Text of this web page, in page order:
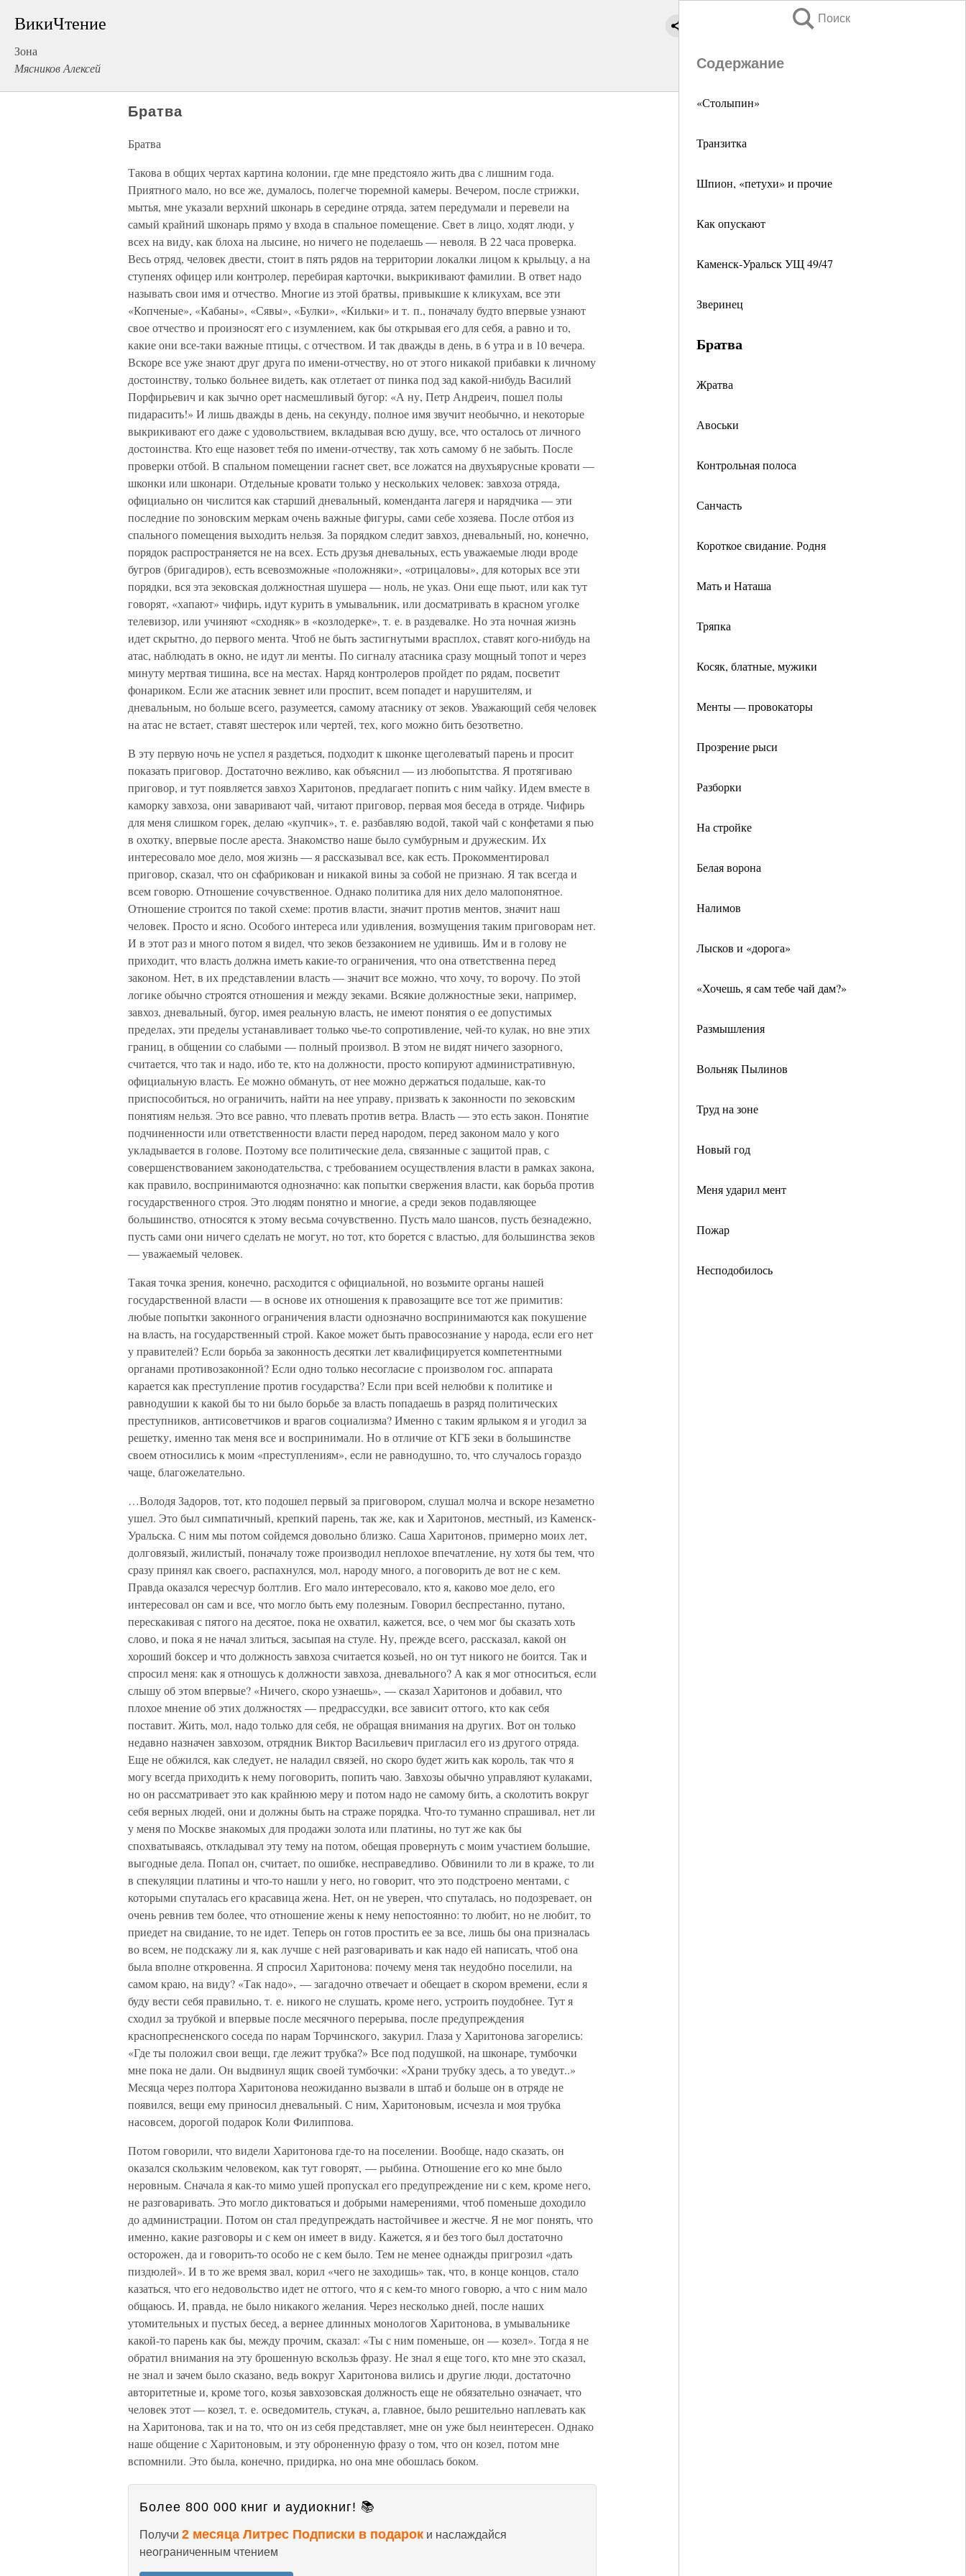
ВикиЧтение
Зона
Мясников Алексей
Поиск
Содержание
«Столыпин»
Транзитка
Шпион, «петухи» и прочие
Как опускают
Каменск-Уральск УЩ 49/47
Зверинец
Братва
Жратва
Авоськи
Контрольная полоса
Санчасть
Короткое свидание. Родня
Мать и Наташа
Тряпка
Косяк, блатные, мужики
Менты — провокаторы
Прозрение рыси
Разборки
На стройке
Белая ворона
Налимов
Лысков и «дорога»
«Хочешь, я сам тебе чай дам?»
Размышления
Вольняк Пылинов
Труд на зоне
Новый год
Меня ударил мент
Пожар
Несподобилось
Братва
Братва
Такова в общих чертах картина колонии, где мне предстояло жить два с лишним года.
Приятного мало, но все же, думалось, полегче тюремной камеры. Вечером, после стрижки,
мытья, мне указали верхний шконарь в середине отряда, затем передумали и перевели на
самый крайний шконарь прямо у входа в спальное помещение. Свет в лицо, ходят люди, у
всех на виду, как блоха на лысине, но ничего не поделаешь — неволя. В 22 часа проверка.
Весь отряд, человек двести, стоит в пять рядов на территории локалки лицом к крыльцу, а на
ступенях офицер или контролер, перебирая карточки, выкрикивают фамилии. В ответ надо
называть свои имя и отчество. Многие из этой братвы, привыкшие к кликухам, все эти
«Копченые», «Кабаны», «Сявы», «Булки», «Кильки» и т. п., поначалу будто впервые узнают
свое отчество и произносят его с изумлением, как бы открывая его для себя, а равно и то,
какие они все-таки важные птицы, с отчеством. И так дважды в день, в 6 утра и в 10 вечера.
Вскоре все уже знают друг друга по имени-отчеству, но от этого никакой прибавки к личному
достоинству, только больнее видеть, как отлетает от пинка под зад какой-нибудь Василий
Порфирьевич и как зычно орет насмешливый бугор: «А ну, Петр Андреич, пошел полы
пидарасить!» И лишь дважды в день, на секунду, полное имя звучит необычно, и некоторые
выкрикивают его даже с удовольствием, вкладывая всю душу, все, что осталось от личного
достоинства. Кто еще назовет тебя по имени-отчеству, так хоть самому б не забыть. После
проверки отбой. В спальном помещении гаснет свет, все ложатся на двухъярусные кровати —
шконки или шконари. Отдельные кровати только у нескольких человек: завхоза отряда,
официально он числится как старший дневальный, коменданта лагеря и нарядчика — эти
последние по зоновским меркам очень важные фигуры, сами себе хозяева. После отбоя из
спального помещения выходить нельзя. За порядком следит завхоз, дневальный, но, конечно,
порядок распространяется не на всех. Есть друзья дневальных, есть уважаемые люди вроде
бугров (бригадиров), есть всевозможные «положняки», «отрицаловы», для которых все эти
порядки, вся эта зековская должностная шушера — ноль, не указ. Они еще пьют, или как тут
говорят, «хапают» чифирь, идут курить в умывальник, или досматривать в красном уголке
телевизор, или учиняют «сходняк» в «козлодерке», т. е. в раздевалке. Но эта ночная жизнь
идет скрытно, до первого мента. Чтоб не быть застигнутыми врасплох, ставят кого-нибудь на
атас, наблюдать в окно, не идут ли менты. По сигналу атасника сразу мощный топот и через
минуту мертвая тишина, все на местах. Наряд контролеров пройдет по рядам, посветит
фонариком. Если же атасник зевнет или проспит, всем попадет и нарушителям, и
дневальным, но больше всего, разумеется, самому атаснику от зеков. Уважающий себя человек
на атас не встает, ставят шестерок или чертей, тех, кого можно бить безответно.
В эту первую ночь не успел я раздеться, подходит к шконке щеголеватый парень и просит
показать приговор. Достаточно вежливо, как объяснил — из любопытства. Я протягиваю
приговор, и тут появляется завхоз Харитонов, предлагает попить с ним чайку. Идем вместе в
каморку завхоза, они заваривают чай, читают приговор, первая моя беседа в отряде. Чифирь
для меня слишком горек, делаю «купчик», т. е. разбавляю водой, такой чай с конфетами я пью
в охотку, впервые после ареста. Знакомство наше было сумбурным и дружеским. Их
интересовало мое дело, моя жизнь — я рассказывал все, как есть. Прокомментировал
приговор, сказал, что он сфабрикован и никакой вины за собой не признаю. Я так всегда и
всем говорю. Отношение сочувственное. Однако политика для них дело малопонятное.
Отношение строится по такой схеме: против власти, значит против ментов, значит наш
человек. Просто и ясно. Особого интереса или удивления, возмущения таким приговорам нет.
И в этот раз и много потом я видел, что зеков беззаконием не удивишь. Им и в голову не
приходит, что власть должна иметь какие-то ограничения, что она ответственна перед
законом. Нет, в их представлении власть — значит все можно, что хочу, то ворочу. По этой
логике обычно строятся отношения и между зеками. Всякие должностные зеки, например,
завхоз, дневальный, бугор, имея реальную власть, не имеют понятия о ее допустимых
пределах, эти пределы устанавливает только чье-то сопротивление, чей-то кулак, но вне этих
границ, в общении со слабыми — полный произвол. В этом не видят ничего зазорного,
считается, что так и надо, ибо те, кто на должности, просто копируют административную,
официальную власть. Ее можно обмануть, от нее можно держаться подальше, как-то
приспособиться, но ограничить, найти на нее управу, призвать к законности по зековским
понятиям нельзя. Это все равно, что плевать против ветра. Власть — это есть закон. Понятие
подчиненности или ответственности власти перед народом, перед законом мало у кого
укладывается в голове. Поэтому все политические дела, связанные с защитой прав, с
совершенствованием законодательства, с требованием осуществления власти в рамках закона,
как правило, воспринимаются однозначно: как попытки свержения власти, как борьба против
государственного строя. Это людям понятно и многие, а среди зеков подавляющее
большинство, относятся к этому весьма сочувственно. Пусть мало шансов, пусть безнадежно,
пусть сами они ничего сделать не могут, но тот, кто борется с властью, для большинства зеков
— уважаемый человек.
Такая точка зрения, конечно, расходится с официальной, но возьмите органы нашей
государственной власти — в основе их отношения к правозащите все тот же примитив:
любые попытки законного ограничения власти однозначно воспринимаются как покушение
на власть, на государственный строй. Какое может быть правосознание у народа, если его нет
у правителей? Если борьба за законность десятки лет квалифицируется компетентными
органами противозаконной? Если одно только несогласие с произволом гос. аппарата
карается как преступление против государства? Если при всей нелюбви к политике и
равнодушии к какой бы то ни было борьбе за власть попадаешь в разряд политических
преступников, антисоветчиков и врагов социализма? Именно с таким ярлыком я и угодил за
решетку, именно так меня все и воспринимали. Но в отличие от КГБ зеки в большинстве
своем относились к моим «преступлениям», если не равнодушно, то, что случалось гораздо
чаще, благожелательно.
…Володя Задоров, тот, кто подошел первый за приговором, слушал молча и вскоре незаметно
ушел. Это был симпатичный, крепкий парень, так же, как и Харитонов, местный, из Каменск-
Уральска. С ним мы потом сойдемся довольно близко. Саша Харитонов, примерно моих лет,
долговязый, жилистый, поначалу тоже производил неплохое впечатление, ну хотя бы тем, что
сразу принял как своего, распахнулся, мол, народу много, а поговорить де вот не с кем.
Правда оказался чересчур болтлив. Его мало интересовало, кто я, каково мое дело, его
интересовал он сам и все, что могло быть ему полезным. Говорил беспрестанно, путано,
перескакивая с пятого на десятое, пока не охватил, кажется, все, о чем мог бы сказать хоть
слово, и пока я не начал злиться, засыпая на стуле. Ну, прежде всего, рассказал, какой он
хороший боксер и что должность завхоза считается козьей, но он тут никого не боится. Так и
спросил меня: как я отношусь к должности завхоза, дневального? А как я мог относиться, если
слышу об этом впервые? «Ничего, скоро узнаешь», — сказал Харитонов и добавил, что
плохое мнение об этих должностях — предрассудки, все зависит оттого, кто как себя
поставит. Жить, мол, надо только для себя, не обращая внимания на других. Вот он только
недавно назначен завхозом, отрядник Виктор Васильевич пригласил его из другого отряда.
Еще не обжился, как следует, не наладил связей, но скоро будет жить как король, так что я
могу всегда приходить к нему поговорить, попить чаю. Завхозы обычно управляют кулаками,
но он рассматривает это как крайнюю меру и потом надо не самому бить, а сколотить вокруг
себя верных людей, они и должны быть на страже порядка. Что-то туманно спрашивал, нет ли
у меня по Москве знакомых для продажи золота или платины, но тут же как бы
спохватываясь, откладывал эту тему на потом, обещая провернуть с моим участием большие,
выгодные дела. Попал он, считает, по ошибке, несправедливо. Обвинили то ли в краже, то ли
в спекуляции платины и что-то нашли у него, но говорит, что это подстроено ментами, с
которыми спуталась его красавица жена. Нет, он не уверен, что спуталась, но подозревает, он
очень ревнив тем более, что отношение жены к нему непостоянно: то любит, но не любит, то
приедет на свидание, то не идет. Теперь он готов простить ее за все, лишь бы она призналась
во всем, не подскажу ли я, как лучше с ней разговаривать и как надо ей написать, чтоб она
была вполне откровенна. Я спросил Харитонова: почему меня так неудобно поселили, на
самом краю, на виду? «Так надо», — загадочно отвечает и обещает в скором времени, если я
буду вести себя правильно, т. е. никого не слушать, кроме него, устроить поудобнее. Тут я
сходил за трубкой и впервые после месячного перерыва, после предупреждения
краснопресненского соседа по нарам Торчинского, закурил. Глаза у Харитонова загорелись:
«Где ты положил свои вещи, где лежит трубка?» Все под подушкой, на шконаре, тумбочки
мне пока не дали. Он выдвинул ящик своей тумбочки: «Храни трубку здесь, а то уведут..»
Месяца через полтора Харитонова неожиданно вызвали в штаб и больше он в отряде не
появился, вещи ему приносил дневальный. С ним, Харитоновым, исчезла и моя трубка
насовсем, дорогой подарок Коли Филиппова.
Потом говорили, что видели Харитонова где-то на поселении. Вообще, надо сказать, он
оказался скользким человеком, как тут говорят, — рыбина. Отношение его ко мне было
неровным. Сначала я как-то мимо ушей пропускал его предупреждение ни с кем, кроме него,
не разговаривать. Это могло диктоваться и добрыми намерениями, чтоб поменьше доходило
до администрации. Потом он стал предупреждать настойчивее и жестче. Я не мог понять, что
именно, какие разговоры и с кем он имеет в виду. Кажется, я и без того был достаточно
осторожен, да и говорить-то особо не с кем было. Тем не менее однажды пригрозил «дать
пиздюлей». И в то же время звал, корил «чего не заходишь» так, что, в конце концов, стало
казаться, что его недовольство идет не оттого, что я с кем-то много говорю, а что с ним мало
общаюсь. И, правда, не было никакого желания. Через несколько дней, после наших
утомительных и пустых бесед, а вернее длинных монологов Харитонова, в умывальнике
какой-то парень как бы, между прочим, сказал: «Ты с ним поменьше, он — козел». Тогда я не
обратил внимания на эту брошенную вскользь фразу. Не знал я еще того, кто мне это сказал,
не знал и зачем было сказано, ведь вокруг Харитонова вились и другие люди, достаточно
авторитетные и, кроме того, козья завхозовская должность еще не обязательно означает, что
человек этот — козел, т. е. осведомитель, стукач, а, главное, было решительно наплевать как
на Харитонова, так и на то, что он из себя представляет, мне он уже был неинтересен. Однако
наше общение с Харитоновым, и эту оброненную фразу о том, что он козел, потом мне
вспомнили. Это была, конечно, придирка, но она мне обошлась боком.
Более 800 000 книг и аудиокниг! 📚
Получи 2 месяца Литрес Подписки в подарок и наслаждайся
неограниченным чтением